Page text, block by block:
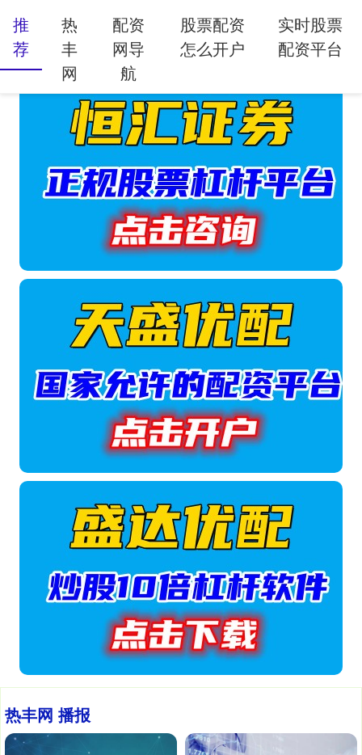
热丰网 播报
推
荐
热
丰
网
配资
网导
航
股票配资
怎么开户
实时股票
配资平台